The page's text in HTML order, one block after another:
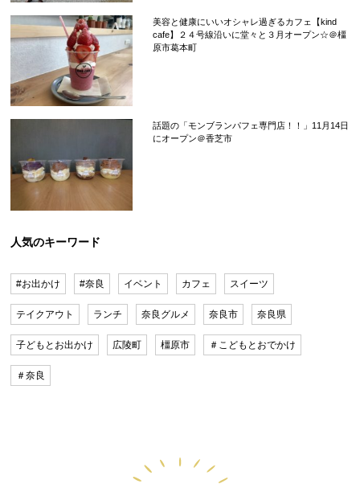
美容と健康にいいオシャレ過ぎるカフェ【kind
cafe】２４号線沿いに堂々と３月オープン☆＠橿
原市葛本町
話題の「モンブランパフェ専門店！！」11月14日
にオープン＠香芝市
人気のキーワード
#お出かけ #奈良 イベント カフェ スイーツ
テイクアウト ランチ 奈良グルメ 奈良市 奈良県
子どもとお出かけ 広陵町 橿原市 ＃こどもとおでかけ
＃奈良